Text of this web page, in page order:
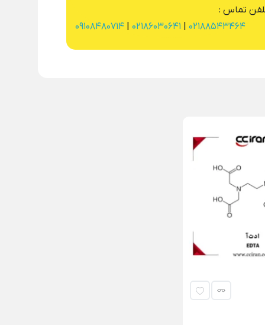
تماس :
02188543464
02186030641
09108480714